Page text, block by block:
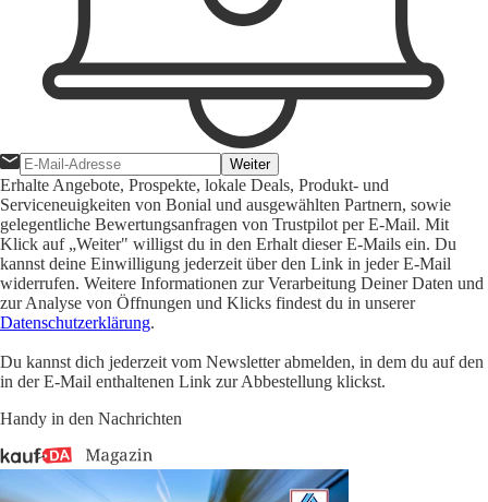
Weiter
Erhalte Angebote, Prospekte, lokale Deals, Produkt- und
Serviceneuigkeiten von Bonial und ausgewählten Partnern, sowie
gelegentliche Bewertungsanfragen von Trustpilot per E-Mail. Mit
Klick auf „Weiter" willigst du in den Erhalt dieser E-Mails ein. Du
kannst deine Einwilligung jederzeit über den Link in jeder E-Mail
widerrufen. Weitere Informationen zur Verarbeitung Deiner Daten und
zur Analyse von Öffnungen und Klicks findest du in unserer
Datenschutzerklärung.
Du kannst dich jederzeit vom Newsletter abmelden, in dem du auf den
in der E-Mail enthaltenen Link zur Abbestellung klickst.
Handy in den Nachrichten